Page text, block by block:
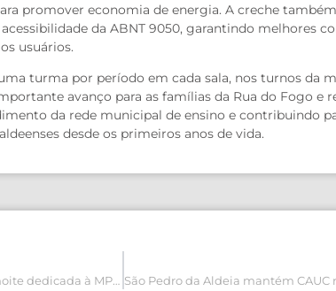
promover economia de energia. A creche
da ABNT 9050, garantindo melhores
usuários.
turma por período em cada sala, nos turnos da
avanço para as famílias da Rua do Fogo e
da rede municipal de ensino e contribuindo
desde os primeiros anos de vida.
Concerto Gabriel Joaquim promove noite dedicada à MPB nesta quarta-feira (20)